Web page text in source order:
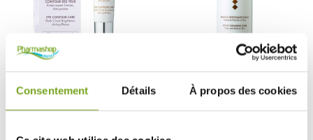
Consentement Détails À propos des cookies
NUHANCIAM
YEUX 15ML
30,35 €
27,32 €
NUHANCIAM
NETTOYANTE DOUCE 170ML